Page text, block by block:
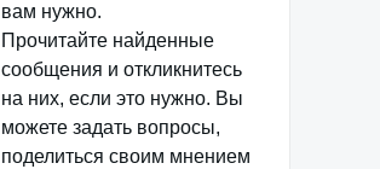
вам нужно.
Прочитайте найденные
сообщения и откликнитесь
на них, если это нужно. Вы
можете задать вопросы,
поделиться своим мнением